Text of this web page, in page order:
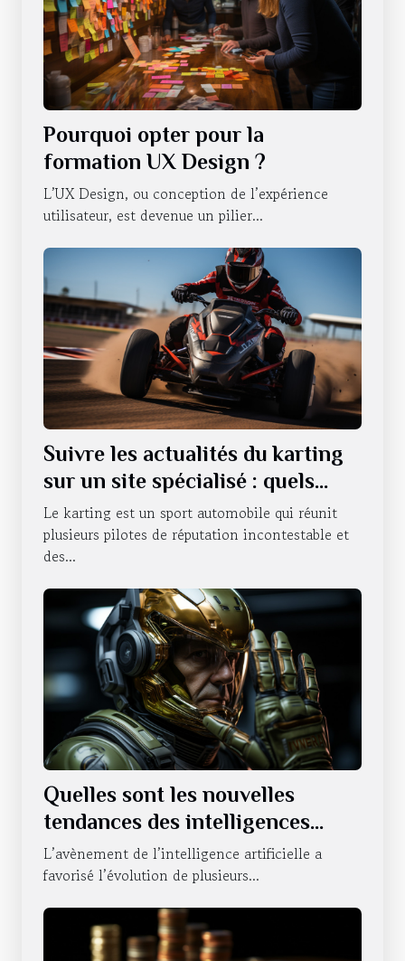
Pourquoi opter pour la
formation UX Design ?
L’UX Design, ou conception de l’expérience
utilisateur, est devenue un pilier...
Suivre les actualités du karting
sur un site spécialisé : quels
sont les avantages qui en
découlent ?
Le karting est un sport automobile qui réunit
plusieurs pilotes de réputation incontestable et
des...
Quelles sont les nouvelles
tendances des intelligences
artificielles sur le statut du
NVIDIA ?
L’avènement de l’intelligence artificielle a
favorisé l’évolution de plusieurs...